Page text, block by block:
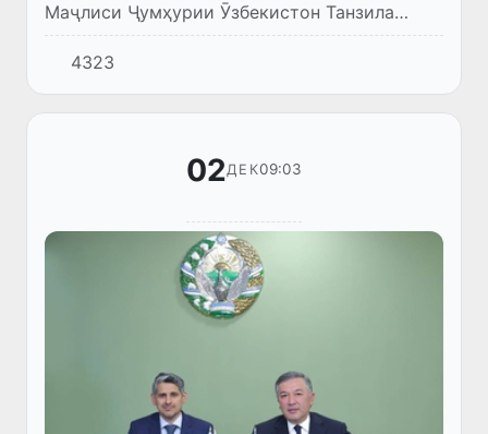
Маҷлиси Ҷумҳурии Ӯзбекистон Танзила
Нарбаева бо Сафири Фавқулода ва Мухтори
Подшоҳии Арабистони Саудӣ дар
Ӯзбекистон Юсуф ал-Утайбӣ мулоқот б...
4323
02ДЕК09:03